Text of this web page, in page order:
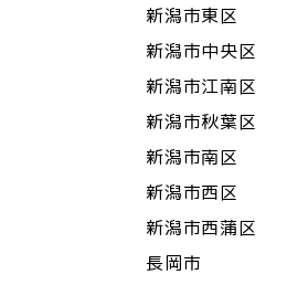
新潟市東区
新潟市中央区
新潟市江南区
新潟市秋葉区
新潟市南区
新潟市西区
新潟市西蒲区
長岡市